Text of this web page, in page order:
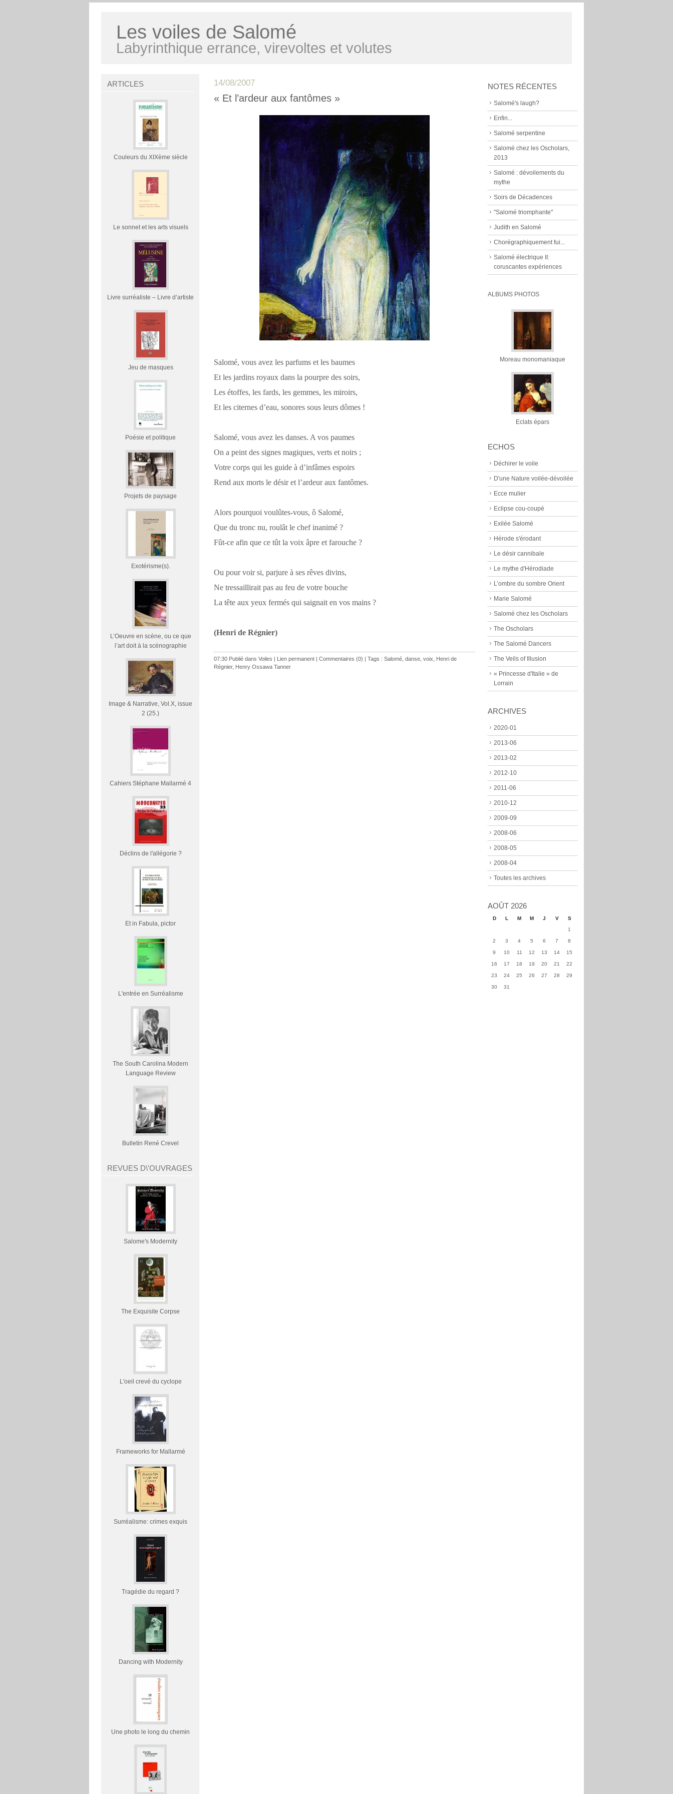
Les voiles de Salomé
Labyrinthique errance, virevoltes et volutes
ARTICLES
Couleurs du XIXème siècle
Le sonnet et les arts visuels
Livre surréaliste – Livre d’artiste
Jeu de masques
Poésie et politique
Projets de paysage
Exotérisme(s).
L’Oeuvre en scène, ou ce que
l’art doit à la scénographie
Image & Narrative, Vol.X, issue
2 (25.)
Cahiers Stéphane Mallarmé 4
Déclins de l'allégorie ?
Et in Fabula, pictor
L'entrée en Surréalisme
The South Carolina Modern
Language Review
Bulletin René Crevel
REVUES D\'OUVRAGES
Salome's Modernity
The Exquisite Corpse
L'oeil crevé du cyclope
Frameworks for Mallarmé
Surréalisme: crimes exquis
Tragédie du regard ?
Dancing with Modernity
Une photo le long du chemin
NOTES RÉCENTES
Salomé's laugh?
Enfin...
Salomé serpentine
Salomé chez les Oscholars,
2013
Salomé : dévoilements du
mythe
Soirs de Décadences
"Salomé triomphante"
Judith en Salomé
Chorégraphiquement fui...
Salomé électrique II:
coruscantes expériences
ALBUMS PHOTOS
Moreau monomaniaque
Eclats épars
ECHOS
Déchirer le voile
D'une Nature voilée-dévoilée
Ecce mulier
Eclipse cou-coupé
Exilée Salomé
Hérode s'érodant
Le désir cannibale
Le mythe d'Hérodiade
L’ombre du sombre Orient
Marie Salomé
Salomé chez les Oscholars
The Oscholars
The Salomé Dancers
The Veils of Illusion
« Princesse d'Italie » de
Lorrain
ARCHIVES
2020-01
2013-06
2013-02
2012-10
2011-06
2010-12
2009-09
2008-06
2008-05
2008-04
Toutes les archives
AOÛT 2026
D L M M J V
S
1
2 3 4 5 6 7 8
9 10 11 12 13 14 15
16 17 18 19 20 21 22
23 24 25 26 27 28 29
30 31
14/08/2007
« Et l’ardeur aux fantômes »
Salomé, vous avez les parfums et les baumes
Et les jardins royaux dans la pourpre des soirs,
Les étoffes, les fards, les gemmes, les miroirs,
Et les citernes d’eau, sonores sous leurs dômes !
Salomé, vous avez les danses. A vos paumes
On a peint des signes magiques, verts et noirs ;
Votre corps qui les guide à d’infâmes espoirs
Rend aux morts le désir et l’ardeur aux fantômes.
Alors pourquoi voulûtes-vous, ô Salomé,
Que du tronc nu, roulât le chef inanimé ?
Fût-ce afin que ce tût la voix âpre et farouche ?
Ou pour voir si, parjure à ses rêves divins,
Ne tressaillirait pas au feu de votre bouche
La tête aux yeux fermés qui saignait en vos mains ?
(Henri de Régnier)
07:30 Publié dans Voiles | Lien permanent | Commentaires (0) | Tags : Salomé danse voix
Henri de
Régnier, Henry Ossawa Tanner